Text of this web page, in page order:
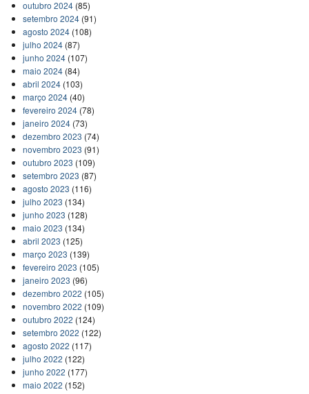
outubro 2024(85)
setembro 2024(91)
agosto 2024(108)
julho 2024(87)
junho 2024(107)
maio 2024(84)
abril 2024(103)
março 2024(40)
fevereiro 2024(78)
janeiro 2024(73)
dezembro 2023 (74)
novembro 2023 (91)
outubro 2023 (109)
setembro 2023 (87)
agosto 2023 (116)
julho 2023 (134)
junho 2023 (128)
maio 2023 (134)
abril 2023 (125)
março 2023 (139)
fevereiro 2023 (105)
janeiro 2023 (96)
dezembro 2022 (105)
novembro 2022 (109)
outubro 2022 (124)
setembro 2022 (122)
agosto 2022 (117)
julho 2022 (122)
junho 2022 (177)
maio 2022 (152)